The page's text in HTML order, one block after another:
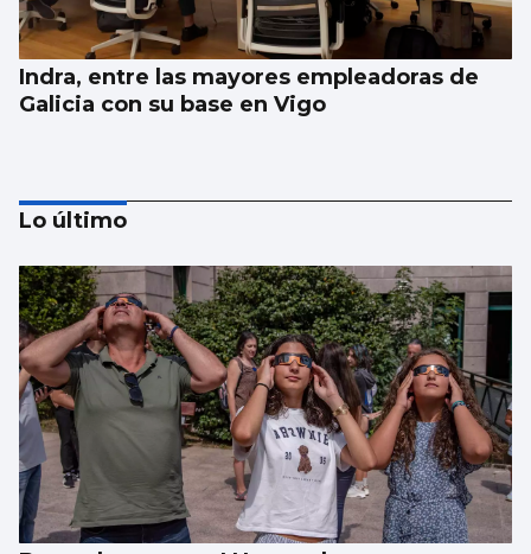
Indra, entre las mayores empleadoras de
Galicia con su base en Vigo
La compraventa de viviendas vive su mejor
junio en 19 años
Lo último